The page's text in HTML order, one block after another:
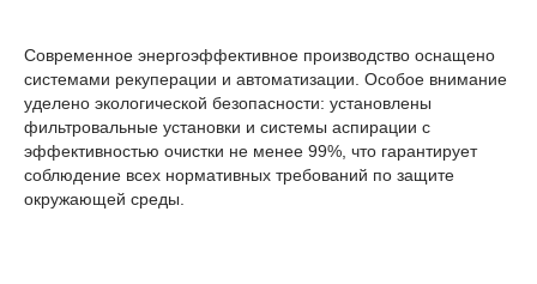
Современное энергоэффективное производство оснащено
системами рекуперации и автоматизации. Особое внимание
уделено экологической безопасности: установлены
фильтровальные установки и системы аспирации с
эффективностью очистки не менее 99%, что гарантирует
соблюдение всех нормативных требований по защите
окружающей среды.